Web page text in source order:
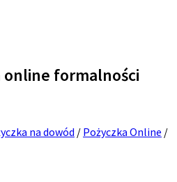
online formalności
na dowód / Pożyczka Online /